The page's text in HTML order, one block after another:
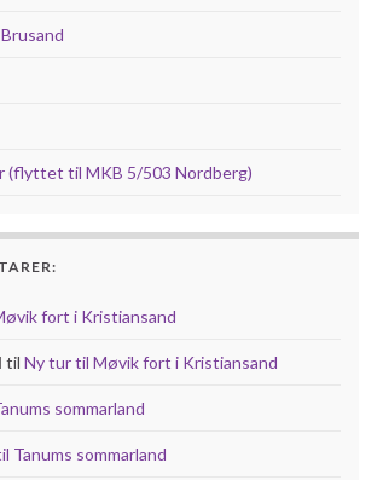
(flyttet til MKB 5/503 Nordberg)
fort i Kristiansand
til Ny tur til Møvik fort i Kristiansand
sommarland
Tanums sommarland